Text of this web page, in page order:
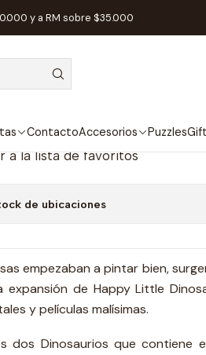
ContactoAccesorios Puzzles
y a RM sobre $35.000
Exp. para 5-6 - Español
Dinosaurs
a la lista de favoritos
de ubicaciones
empezaban a pintar bien,
expansión de Happy Little
y películas malísimas.
dos Dinosaurios que contiene